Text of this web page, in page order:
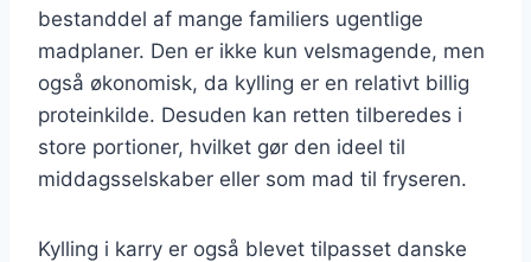
bestanddel af mange familiers ugentlige
madplaner. Den er ikke kun velsmagende, men
også økonomisk, da kylling er en relativt billig
proteinkilde. Desuden kan retten tilberedes i
store portioner, hvilket gør den ideel til
middagsselskaber eller som mad til fryseren.
Kylling i karry er også blevet tilpasset danske